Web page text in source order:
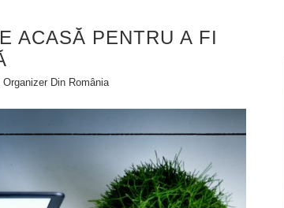
ACASĂ PENTRU A FI
Din România